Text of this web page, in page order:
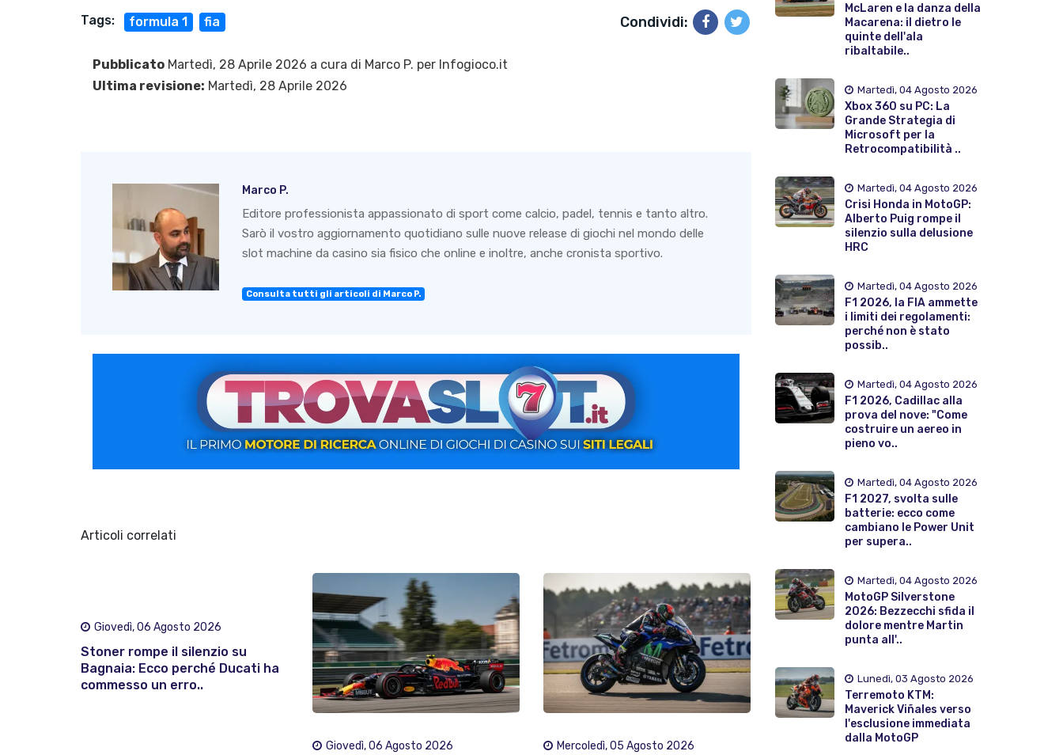
Tags: formula 1 fia Condividi:
Pubblicato Martedì, 28 Aprile 2026 a cura di Marco P. per Infogioco.it
Ultima revisione: Martedì, 28 Aprile 2026
Marco P.
Editore professionista appassionato di sport come calcio, padel, tennis e tanto altro.
Sarò il vostro aggiornamento quotidiano sulle nuove release di giochi nel mondo delle
slot machine da casino sia fisico che online e inoltre, anche cronista sportivo.
Consulta tutti gli articoli di Marco P.
Articoli correlati
Giovedì, 06 Agosto 2026
Stoner rompe il silenzio su
Bagnaia: Ecco perché Ducati ha
commesso un erro..
Giovedì, 06 Agosto 2026 Mercoledì, 05 Agosto 2026
McLaren e la danza della
Macarena: il dietro le
quinte dell'ala
ribaltabile..
Martedì, 04 Agosto 2026
Xbox 360 su PC: La
Grande Strategia di
Microsoft per la
Retrocompatibilità ..
Martedì, 04 Agosto 2026
Crisi Honda in MotoGP:
Alberto Puig rompe il
silenzio sulla delusione
HRC
Martedì, 04 Agosto 2026
F1 2026, la FIA ammette
i limiti dei regolamenti:
perché non è stato
possib..
Martedì, 04 Agosto 2026
F1 2026, Cadillac alla
prova del nove: "Come
costruire un aereo in
pieno vo..
Martedì, 04 Agosto 2026
F1 2027, svolta sulle
batterie: ecco come
cambiano le Power Unit
per supera..
Martedì, 04 Agosto 2026
MotoGP Silverstone
2026: Bezzecchi sfida il
dolore mentre Martin
punta all'..
Lunedì, 03 Agosto 2026
Terremoto KTM:
Maverick Viñales verso
l'esclusione immediata
dalla MotoGP